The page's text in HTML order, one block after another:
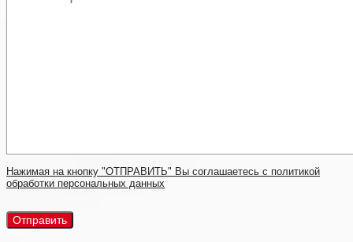
Нажимая на кнопку "ОТПРАВИТЬ" Вы соглашаетесь с политикой
обработки персональных данных